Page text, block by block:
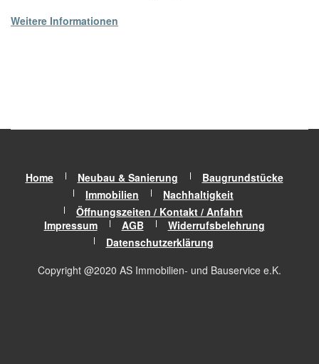
Weitere Informationen
Home Neubau & Sanierung
Baugrundstücke
Immobilien
Nachhaltigkeit
Öffnungszeiten / Kontakt / Anfahrt
Impressum
AGB
Widerrufsbelehrung
Datenschutzerklärung
Copyright @2020 AS Immobilien- und Bauservice e.K.